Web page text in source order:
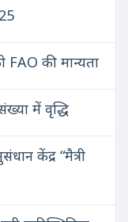
की मान्यता
में वृद्धि
केंद्र “मैत्री